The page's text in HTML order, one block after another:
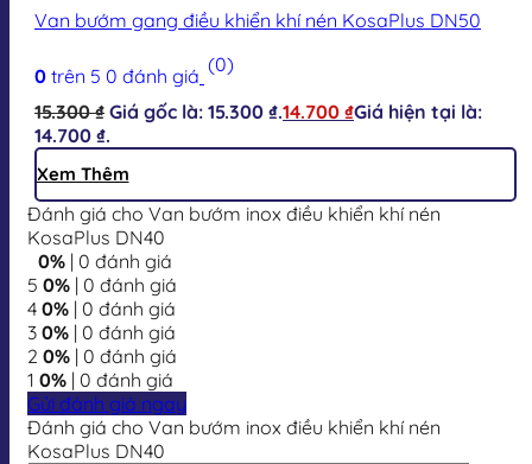
Van bướm gang điều khiển khí nén KosaPlus DN50
0 trên 5 0 đánh giá (0)
15.300₫ Giá gốc là: 15.300 ₫.14.700 ₫Giá hiện tại là:
14.700 ₫.
Xem Thêm
Đánh giá cho Van bướm inox điều khiển khí nén
KosaPlus DN40
0% | 0 đánh giá
5 0% | 0 đánh giá
4 0% | 0 đánh giá
3 0% | 0 đánh giá
2 0% | 0 đánh giá
1 0% | 0 đánh giá
Gửi đánh giá ngay
Đánh giá cho Van bướm inox điều khiển khí nén
KosaPlus DN40